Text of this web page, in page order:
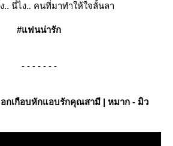
.. นี่ไง.. คนที่มาทำให้ใจลั้นลา
#แฟนน่ารัก
- - - - - - -
กเกือบหักแอบรักคุณสามี | หมาก - มิว